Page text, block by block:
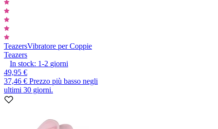
TeazersVibratore per Coppie
Teazers
In stock: 1-2 giorni
49,95 €
37,46 € Prezzo più basso negli
ultimi 30 giorni.